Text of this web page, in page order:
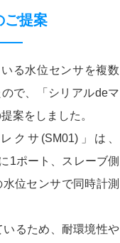
ご提案
る水位センサを複数
で、「シリアルdeマ
案をしました。
クサ(SM01)」は、
1ポート、スレーブ側
位センサで同時計測
いるため、耐環境性や